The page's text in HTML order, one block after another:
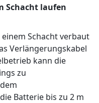
Schacht laufen
Schacht verbaut
Verlängerungskabel
kann die
zu
Batterie bis zu 2 m